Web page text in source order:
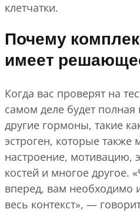
клетчатки.
Почему
имеет
Когда вас проверят на
самом деле будет
другие гормоны, такие
эстроген, которые также
настроение, мотивацию,
костей и многое другое.
вперед, вам необходимо
весь контекст», —